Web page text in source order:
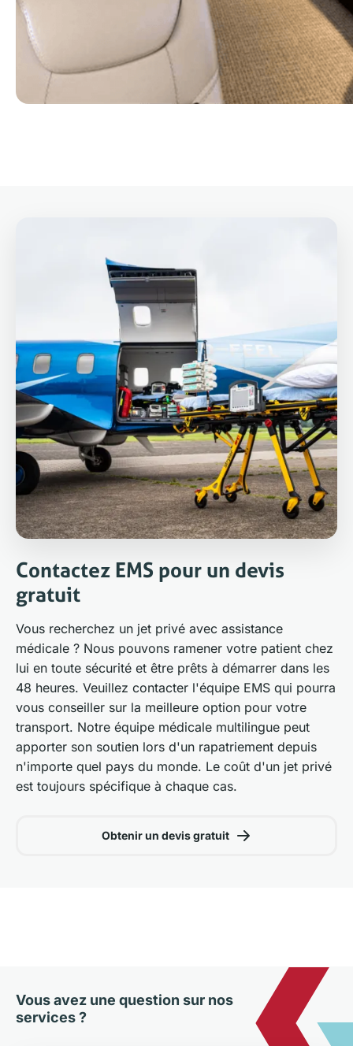
Contactez EMS pour un devis
gratuit
Vous recherchez un jet privé avec assistance
médicale ? Nous pouvons ramener votre patient chez
lui en toute sécurité et être prêts à démarrer dans les
48 heures. Veuillez contacter l'équipe EMS qui pourra
vous conseiller sur la meilleure option pour votre
transport. Notre équipe médicale multilingue peut
apporter son soutien lors d'un rapatriement depuis
n'importe quel pays du monde. Le coût d'un jet privé
est toujours spécifique à chaque cas.
Obtenir un devis gratuit
Vous avez une question sur nos
services ?